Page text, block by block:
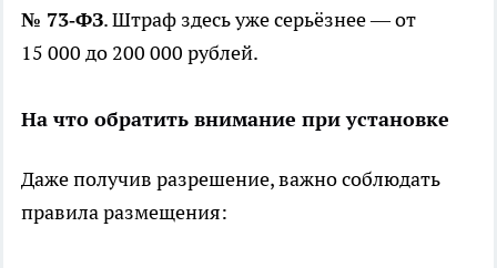
№ 73‑ФЗ. Штраф здесь уже серьёзнее — от
15 000 до 200 000 рублей.
На что обратить внимание при установке
Даже получив разрешение, важно соблюдать
правила размещения: